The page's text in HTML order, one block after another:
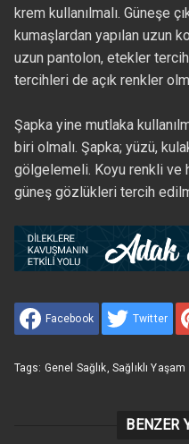
krem kullanılmalı. Güneşe
kumaşlardan yapılan uzun
uzun pantolon, etekler
tercihleri de açık renkler
Şapka yine mutlaka
biri olmalı. Şapka; yüzü,
gölgelemeli. Koyu renkli ve
güneş gözlükleri tercih
Facebook Twitter
Tags: Genel Sağlık, Sağlıklı Yaşam
BENZER